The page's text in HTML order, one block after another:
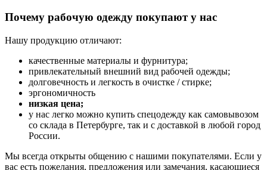
Почему рабочую одежду покупают у нас
Нашу продукцию отличают:
качественные материалы и фурнитура;
привлекательный внешний вид рабочей одежды;
долговечность и легкость в очистке / стирке;
эргономичность
низкая цена;
у нас легко можно купить спецодежду как самовывозом
со склада в Петербурге, так и с доставкой в любой город
России.
Мы всегда открыты общению с нашими покупателями. Если у
вас есть пожелания, предложения или замечания, касающиеся